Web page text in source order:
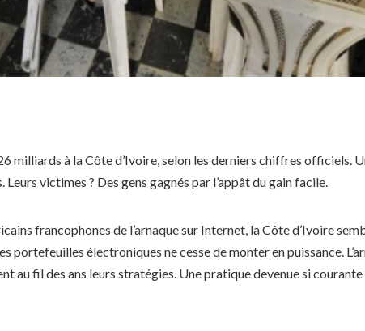
milliards à la Côte d’Ivoire, selon les derniers chiffres officiels.
victimes ? Des gens gagnés par l’appât du gain facile.
francophones de l’arnaque sur Internet, la Côte d’Ivoire
portefeuilles électroniques ne cesse de monter en puissance.
au fil des ans leurs stratégies. Une pratique devenue si